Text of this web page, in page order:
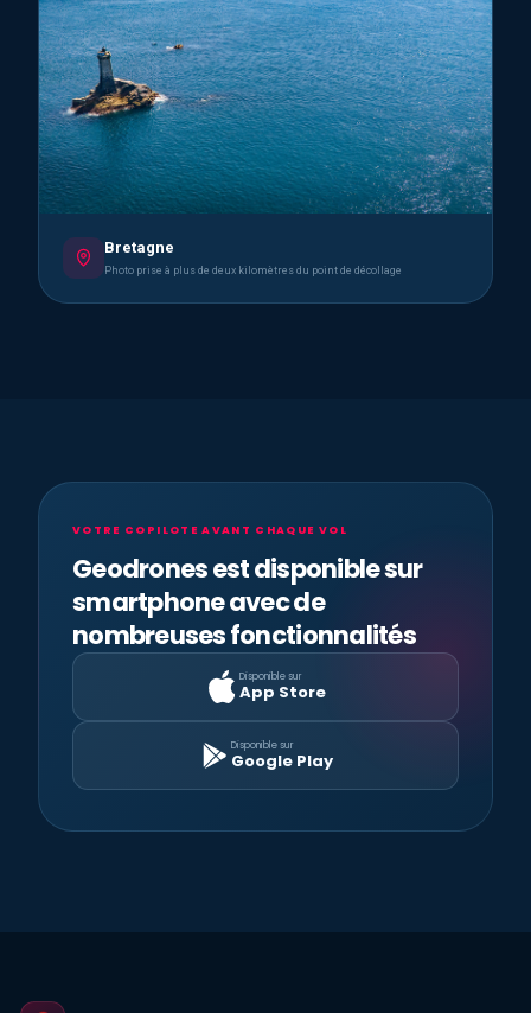
Bretagne
Photo prise à plus de deux kilomètres du point de décollage
VOTRE COPILOTE AVANT CHAQUE VOL
Geodrones est disponible sur
smartphone avec de
nombreuses fonctionnalités
Disponible sur
App Store
Disponible sur
Google Play